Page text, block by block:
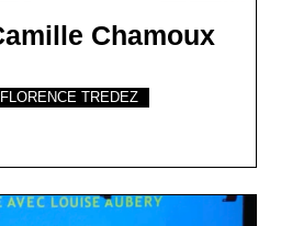
Chamoux
FLORENCE TREDEZ